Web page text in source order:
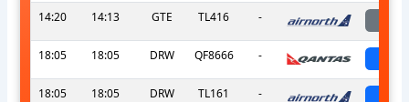
14:20
14:13 GTE TL416 -
18:05 18:05 DRW QF8666 -
18:05 18:05 DRW TL161 -